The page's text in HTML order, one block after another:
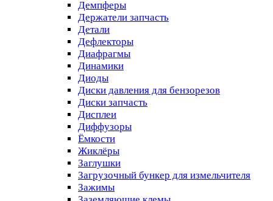
Демпферы
Держатели запчасть
Детали
Дефлекторы
Диафрагмы
Динамики
Диоды
Диски давления для бензорезов
Диски запчасть
Дисплеи
Диффузоры
Ёмкости
Жиклёры
Заглушки
Загрузочный бункер для измельчителя
Зажимы